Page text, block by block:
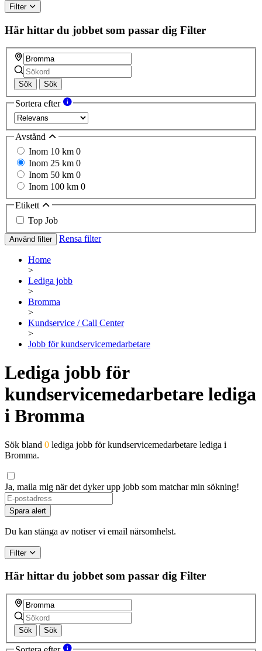
Filter
Här hittar du jobbet som passar dig Filter
Sök Sök
Sortera efter
Avstånd
Inom 10 km 0
Inom 25 km 0
Inom 50 km 0
Inom 100 km 0
Etikett
Top Job
Använd filter Rensa filter
Home
>
Lediga jobb
>
Bromma
>
Kundservice / Call Center
>
Jobb för kundservicemedarbetare
Lediga jobb för
kundservicemedarbetare lediga
i Bromma
Sök bland 0 lediga jobb för kundservicemedarbetare lediga i
Bromma.
Ja, maila mig när det dyker upp jobb som matchar min sökning!
Spara alert
Du kan stänga av notiser vi email närsomhelst.
Filter
Här hittar du jobbet som passar dig Filter
Sök Sök